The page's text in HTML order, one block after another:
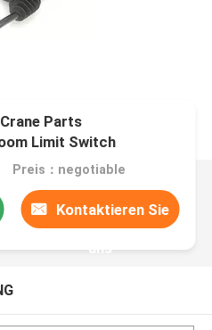
Parts
Limit Switch
Preis：negotiable
Kontaktieren Sie
uns